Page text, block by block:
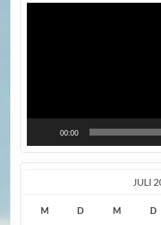
Video-
00:00
JULI
M D M D